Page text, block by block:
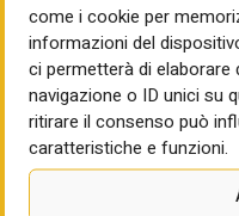
come i cookie per
informazioni del
ci permetterà di
navigazione o ID unici su
ritirare il consenso può
caratteristiche e funzioni.
Bressanone, Varna e
nella provincia autonoma
certificata come Nzeb
includerà oltre 120 posti
servizi accessibili ai
Per la ricostruzione
e sismici, la Bei ha